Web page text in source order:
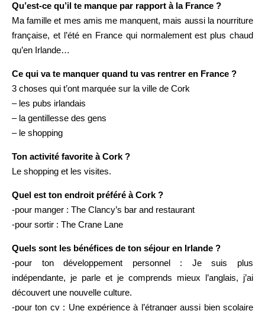
Qu’est-ce qu’il te manque par rapport à la France ?
Ma famille et mes amis me manquent, mais aussi la nourriture
française, et l’été en France qui normalement est plus chaud
qu’en Irlande…
Ce qui va te manquer quand tu vas rentrer en France ?
3 choses qui t’ont marquée sur la ville de Cork
– les pubs irlandais
– la gentillesse des gens
– le shopping
Ton activité favorite à Cork ?
Le shopping et les visites.
Quel est ton endroit préféré à Cork ?
-pour manger : The Clancy’s bar and restaurant
-pour sortir : The Crane Lane
Quels sont les bénéfices de ton séjour en Irlande ?
-pour ton développement personnel : Je suis plus
indépendante, je parle et je comprends mieux l’anglais, j’ai
découvert une nouvelle culture.
-pour ton cv : Une expérience à l’étranger aussi bien scolaire